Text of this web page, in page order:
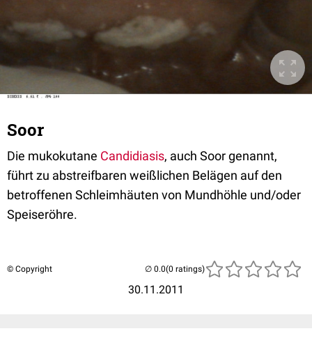
Soor
Die mukokutane Candidiasis, auch Soor genannt,
führt zu abstreifbaren weißlichen Belägen auf den
betroffenen Schleimhäuten von Mundhöhle und/oder
Speiseröhre.
© Copyright
30.11.2011
(0 ratings)